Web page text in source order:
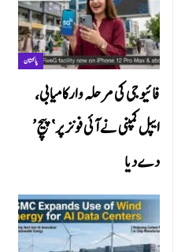
پاکستان
فائیو جی کی مرحلہ وار کامیابی،
ایپل کمپنی نے آئی فونز پر ‘پیچ’
دے دیا